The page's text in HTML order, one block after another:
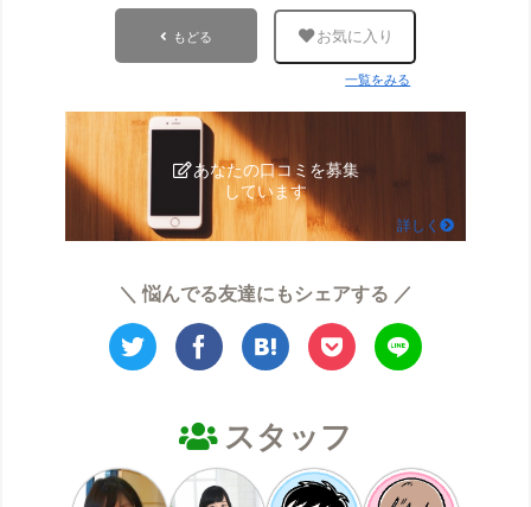
もどる お気に入り
一覧をみる
あなたの口コミを募集
しています
詳しく
＼ 悩んでる友達にもシェアする ／
スタッフ